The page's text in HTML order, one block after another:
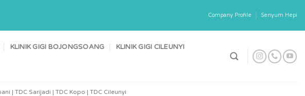
Company Profile Senyum Hepi
KLINIK GIGI BOJONGSOANG KLINIK GIGI CILEUNYI
| TDC Sarijadi | TDC Kopo | TDC Cileunyi